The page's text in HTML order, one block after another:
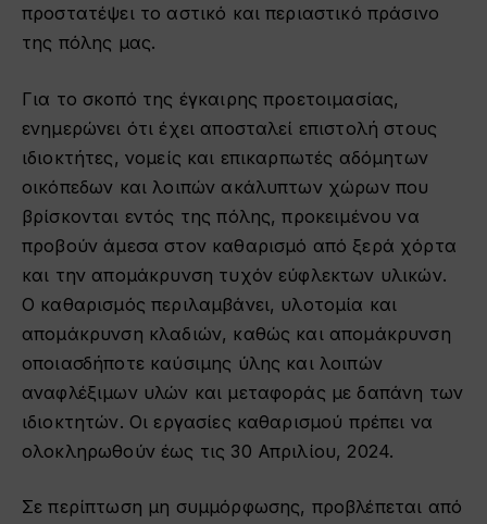
προστατέψει το αστικό και περιαστικό πράσινο
της πόλης μας.
Για το σκοπό της έγκαιρης προετοιμασίας,
ενημερώνει ότι έχει αποσταλεί επιστολή στους
ιδιοκτήτες, νομείς και επικαρπωτές αδόμητων
οικόπεδων και λοιπών ακάλυπτων χώρων που
βρίσκονται εντός της πόλης, προκειμένου να
προβούν άμεσα στον καθαρισμό από ξερά χόρτα
και την απομάκρυνση τυχόν εύφλεκτων υλικών.
Ο καθαρισμός περιλαμβάνει, υλοτομία και
απομάκρυνση κλαδιών, καθώς και απομάκρυνση
οποιασδήποτε καύσιμης ύλης και λοιπών
αναφλέξιμων υλών και μεταφοράς με δαπάνη των
ιδιοκτητών. Οι εργασίες καθαρισμού πρέπει να
ολοκληρωθούν έως τις 30 Απριλίου, 2024.
Σε περίπτωση μη συμμόρφωσης, προβλέπεται από